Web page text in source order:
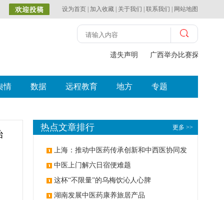
设为首页 加入收藏 关于我们 联系我们 网站地图
遗失声明 广西举办比赛探索中（
情 数据 远程教育 地方 专题
更多 >>
热点文章排行
上海：推动中医药传承创新和中西医协同发
展 中医上门解六日宿便难题
这杯“不限量”的乌梅饮沁人心脾
湖南发展中医药康养旅居产品